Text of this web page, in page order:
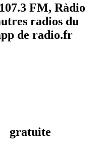
FM, Ràdio
radios du
de radio.fr
gratuite